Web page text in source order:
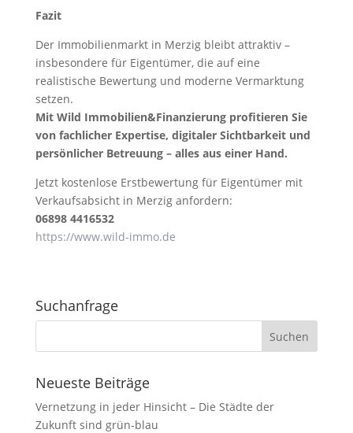
Fazit
Der Immobilienmarkt in Merzig bleibt attraktiv –
insbesondere für Eigentümer, die auf eine
realistische Bewertung und moderne Vermarktung
setzen.
Mit Wild Immobilien&Finanzierung profitieren Sie
von fachlicher Expertise, digitaler Sichtbarkeit und
persönlicher Betreuung – alles aus einer Hand.
Jetzt kostenlose Erstbewertung für Eigentümer mit
Verkaufsabsicht in Merzig anfordern:
06898 4416532
https://www.wild-immo.de
Suchanfrage
Neueste Beiträge
Vernetzung in jeder Hinsicht – Die Städte der
Zukunft sind grün-blau